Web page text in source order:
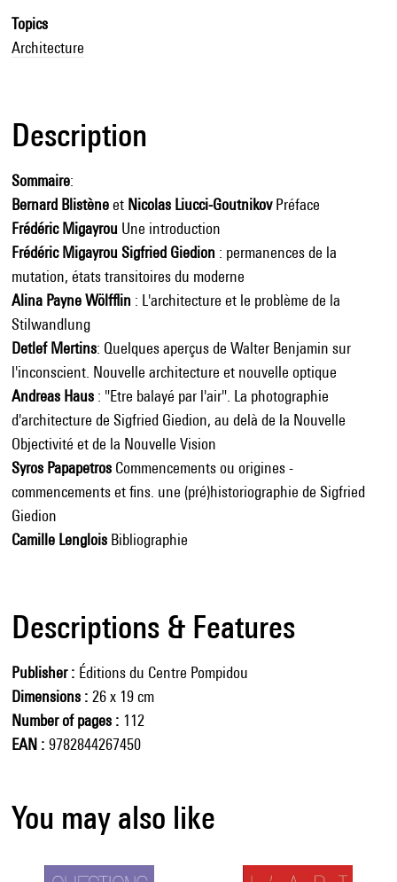
Topics
Architecture
Description
Sommaire:
Bernard Blistèneet Nicolas Liucci-GoutnikovPréface
Frédéric Migayrou Une introduction
Frédéric Migayrou Sigfried Giedion : permanences de la
mutation, états transitoires du moderne
Alina Payne Wölfflin : L'architecture et le problème de la
Stilwandlung
Detlef Mertins: Quelques aperçus de Walter Benjamin sur
l'inconscient. Nouvelle architecture et nouvelle optique
Andreas Haus : "Etre balayé par l'air". La photographie
d'architecture de Sigfried Giedion, au delà de la Nouvelle
Objectivité et de la Nouvelle Vision
Syros Papapetros Commencements ou origines -
commencements et fins. une (pré)historiographie de Sigfried
Giedion
Camille Lenglois Bibliographie
Descriptions & Features
Publisher
Éditions du Centre Pompidou
Dimensions
26 x 19 cm
Number of pages
112
EAN
9782844267450
You may also like